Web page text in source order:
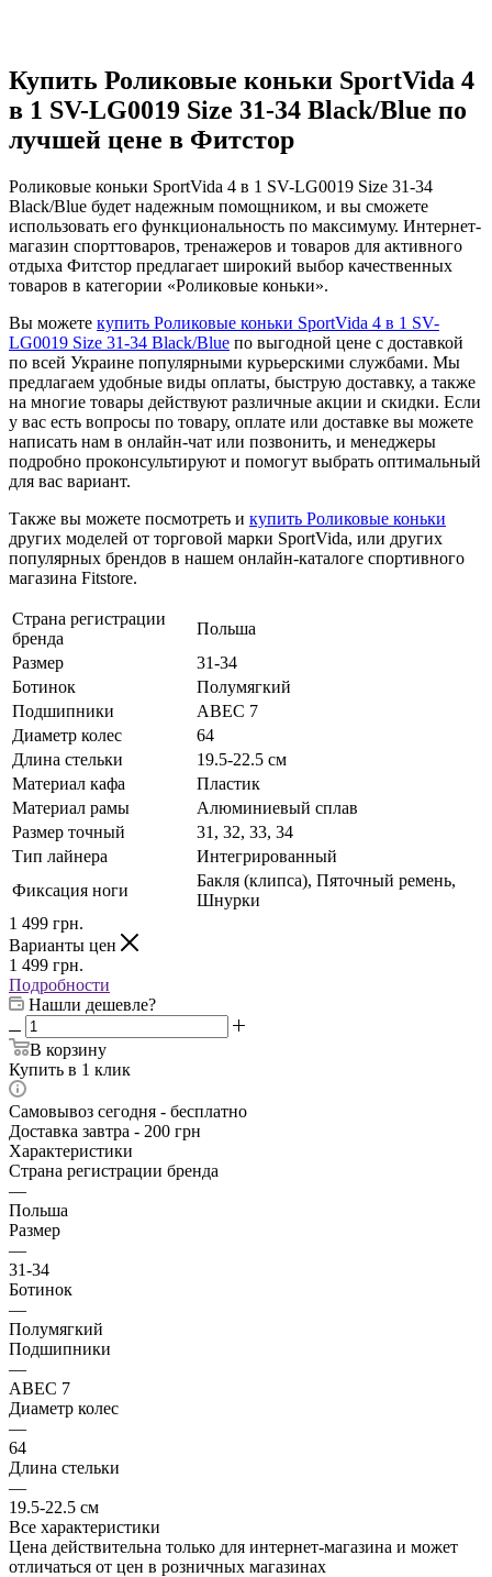
Купить Роликовые коньки SportVida 4
в 1 SV-LG0019 Size 31-34 Black/Blue по
лучшей цене в Фитстор
Роликовые коньки SportVida 4 в 1 SV-LG0019 Size 31-34
Black/Blue будет надежным помощником, и вы сможете
использовать его функциональность по максимуму. Интернет-
магазин спорттоваров, тренажеров и товаров для активного
отдыха Фитстор предлагает широкий выбор качественных
товаров в категории «Роликовые коньки».
Вы можете купить Роликовые коньки SportVida 4 в 1 SV-
LG0019 Size 31-34 Black/Blue по выгодной цене с доставкой
по всей Украине популярными курьерскими службами. Мы
предлагаем удобные виды оплаты, быструю доставку, а также
на многие товары действуют различные акции и скидки. Если
у вас есть вопросы по товару, оплате или доставке вы можете
написать нам в онлайн-чат или позвонить, и менеджеры
подробно проконсультируют и помогут выбрать оптимальный
для вас вариант.
Также вы можете посмотреть и купить Роликовые коньки
других моделей от торговой марки SportVida, или других
популярных брендов в нашем онлайн-каталоге спортивного
магазина Fitstore.
Страна регистрации
бренда
Польша
Размер
31-34
Ботинок
Полумягкий
Подшипники
ABEC 7
Диаметр колес
64
Длина стельки
19.5-22.5 см
Материал кафа
Пластик
Материал рамы
Алюминиевый сплав
Размер точный
31, 32, 33, 34
Тип лайнера
Интегрированный
Фиксация ноги
Бакля (клипса), Пяточный ремень,
Шнурки
1 499 грн.
Варианты цен
1 499 грн.
Подробности
Нашли дешевле?
В корзину
Купить в 1 клик
Самовывоз сегодня - бесплатно
Доставка завтра - 200 грн
Характеристики
Страна регистрации бренда
—
Польша
Размер
—
31-34
Ботинок
—
Полумягкий
Подшипники
—
ABEC 7
Диаметр колес
—
64
Длина стельки
—
19.5-22.5 см
Все характеристики
Цена действительна только для интернет-магазина и может
отличаться от цен в розничных магазинах